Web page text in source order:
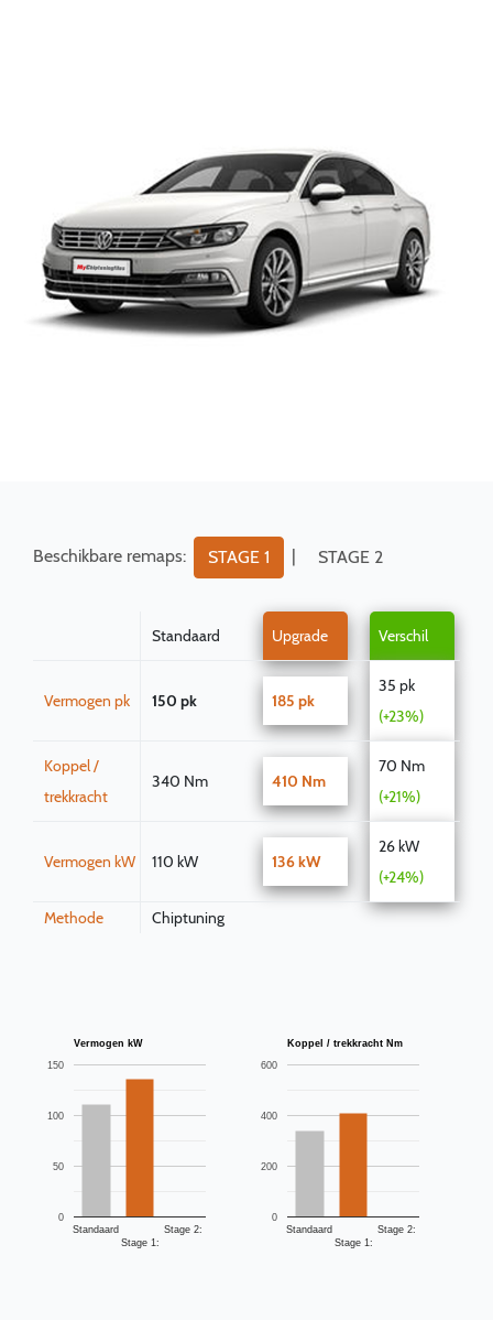
Beschikbare remaps: STAGE 1 | STAGE 2
Standaard Upgrade Verschil
Vermogen pk 150 pk 185 pk
35 pk
(+23%)
Koppel /
trekkracht
340 Nm 410 Nm
70 Nm
(+21%)
Vermogen kW 110 kW 136 kW
26 kW
(+24%)
Methode Chiptuning
Vermogen kW
Standaard
Stage 1:
Stage 2:
0
50
100
150
Koppel / trekkracht Nm
Standaard
Stage 1:
Stage 2:
0
200
400
600